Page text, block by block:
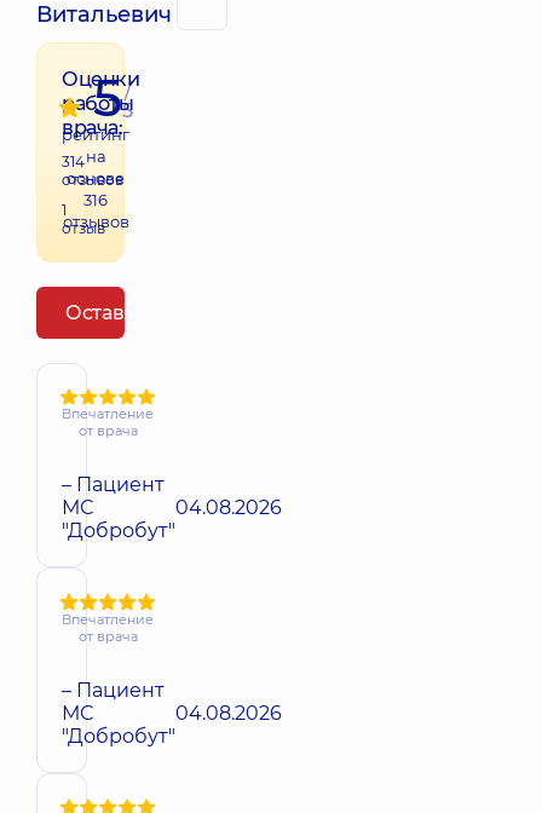
Витальевич
Оценки
работы
врача:
314
отзывов
1
отзыв
5/
5
рейтинг
на
основе
316
отзывов
Оставить отзыв
Впечатление
от врача
– Пациент
МС
"Добробут"
04.08.2026
Впечатление
от врача
– Пациент
МС
"Добробут"
04.08.2026